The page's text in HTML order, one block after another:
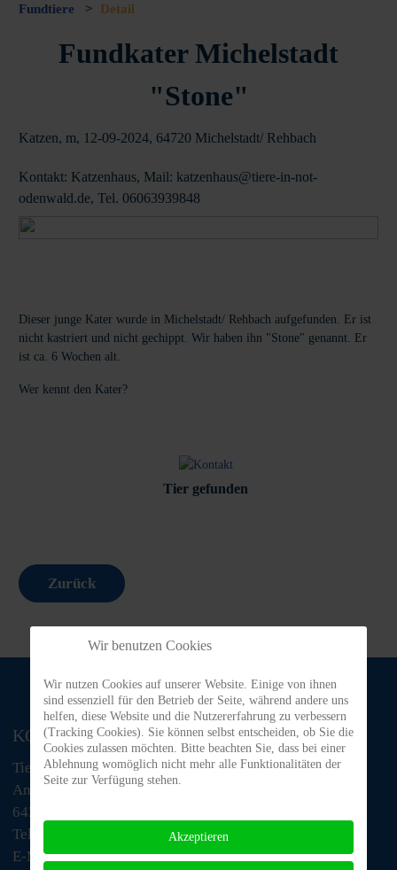
Fundtiere > Detail
Fundkater Michelstadt
"Stone"
Katzen, m, 12-09-2024, 64720 Michelstadt/ Rehbach
Kontakt: Katzenhaus, Mail: katzenhaus@tiere-in-not-
odenwald.de, Tel. 06063939848
Dieser junge Kater wurde in Michelstadt/ Rehbach aufgefunden. Er ist
nicht kastriert und nicht gechippt. Wir haben ihn "Stone" genannt. Er
ist ca. 6 Wochen alt.
Wer kennt den Kater?
Tier gefunden
Zurück
KONTAKT
Tiere in Not Odenwald e.V.
Am Morsberg 1
64385 Reichelsheim
Telefon: 06063 / 939 848
E-Mail: tino@tiere-in-not-odenwald.de
Wir benutzen Cookies
Wir nutzen Cookies auf unserer Website. Einige von ihnen
sind essenziell für den Betrieb der Seite, während andere uns
helfen, diese Website und die Nutzererfahrung zu verbessern
(Tracking Cookies). Sie können selbst entscheiden, ob Sie die
Cookies zulassen möchten. Bitte beachten Sie, dass bei einer
Ablehnung womöglich nicht mehr alle Funktionalitäten der
Seite zur Verfügung stehen.
Akzeptieren